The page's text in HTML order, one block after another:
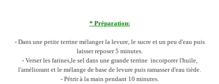
* Préparation:
- Dans une petite terrine mélanger la levure, le sucre et un peu d'eau puis
laisser reposer 5 minutes.
- Verser les farines,le sel dans une grande terrine incorporer l'huile,
l'améliorant et le mélange de base de levure puis ramasser d'eau tiède.
- Pétrir à la main pendant 10 minutes.